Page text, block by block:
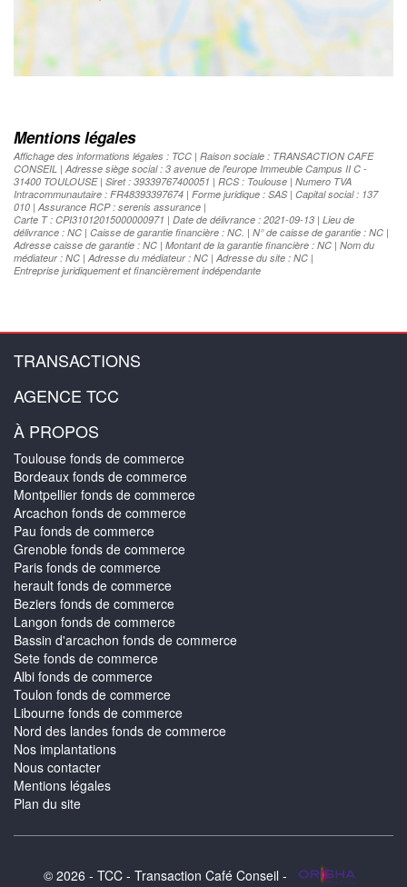
Mentions légales
Affichage des informations légales : TCC | Raison sociale : TRANSACTION CAFE
CONSEIL | Adresse siège social : 3 avenue de l'europe Immeuble Campus II C -
31400 TOULOUSE | Siret : 39339767400051 | RCS : Toulouse | Numero TVA
Intracommunautaire : FR48393397674 | Forme juridique : SAS | Capital social : 137
010 | Assurance RCP : serenis assurance |
Carte T : CPI31012015000000971 | Date de délivrance : 2021-09-13 | Lieu de
délivrance : NC | Caisse de garantie financière : NC. | N° de caisse de garantie : NC |
Adresse caisse de garantie : NC | Montant de la garantie financière : NC | Nom du
médiateur : NC | Adresse du médiateur : NC | Adresse du site : NC |
Entreprise juridiquement et financièrement indépendante
TRANSACTIONS
AGENCE TCC
À PROPOS
Toulouse fonds de commerce
Bordeaux fonds de commerce
Montpellier fonds de commerce
Arcachon fonds de commerce
Pau fonds de commerce
Grenoble fonds de commerce
Paris fonds de commerce
herault fonds de commerce
Beziers fonds de commerce
Langon fonds de commerce
Bassin d'arcachon fonds de commerce
Sete fonds de commerce
Albi fonds de commerce
Toulon fonds de commerce
Libourne fonds de commerce
Nord des landes fonds de commerce
Nos implantations
Nous contacter
Mentions légales
Plan du site
© 2026 - TCC - Transaction Café Conseil -